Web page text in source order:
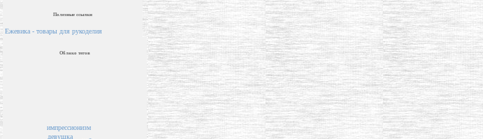
Полезные ссылки
Ежевика - товары для рукоделия
Облако тегов
импрессионизм
девушка